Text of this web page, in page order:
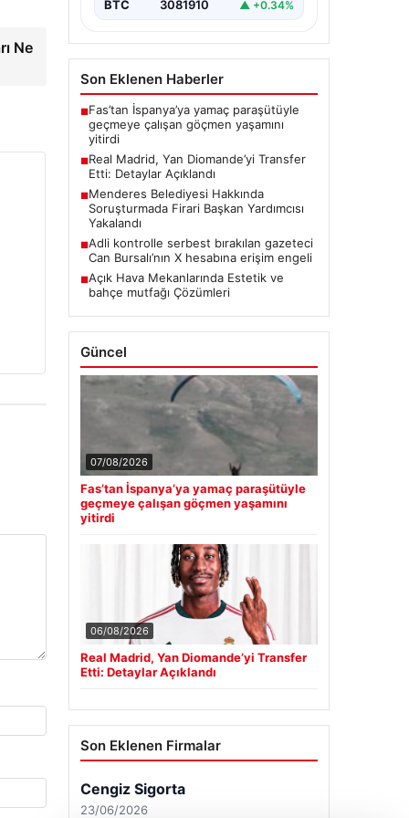
Ne
BTC 3081910 ▲ +0.34%
Son Eklenen Haberler
■Fas’tan İspanya’ya yamaç paraşütüyle
geçmeye çalışan göçmen yaşamını
yitirdi
■Real Madrid, Yan Diomande’yi Transfer
Etti: Detaylar Açıklandı
■Menderes Belediyesi Hakkında
Soruşturmada Firari Başkan Yardımcısı
Yakalandı
■Adli kontrolle serbest bırakılan gazeteci
Can Bursalı’nın X hesabına erişim engeli
■Açık Hava Mekanlarında Estetik ve
bahçe mutfağı Çözümleri
Güncel
07/08/2026
Fas’tan İspanya’ya yamaç paraşütüyle
geçmeye çalışan göçmen yaşamını
yitirdi
06/08/2026
Real Madrid, Yan Diomande’yi Transfer
Etti: Detaylar Açıklandı
Son Eklenen Firmalar
Cengiz Sigorta
23/06/2026